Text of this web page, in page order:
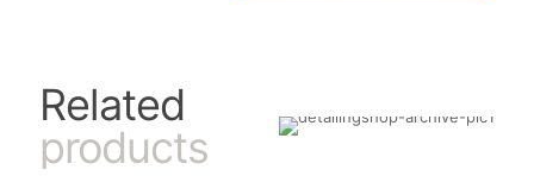
Related
products